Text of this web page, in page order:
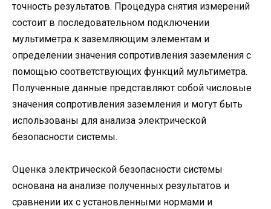
точность результатов. Процедура снятия измерений
состоит в последовательном подключении
мультиметра к заземляющим элементам и
определении значения сопротивления заземления с
помощью соответствующих функций мультиметра.
Полученные данные представляют собой числовые
значения сопротивления заземления и могут быть
использованы для анализа электрической
безопасности системы.
Оценка электрической безопасности системы
основана на анализе полученных результатов и
сравнении их с установленными нормами и